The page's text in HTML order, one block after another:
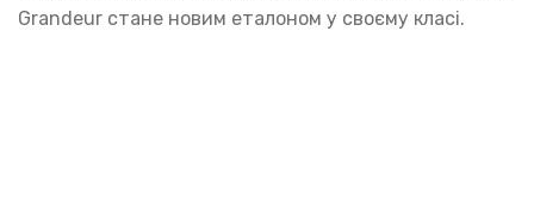
Grandeur стане новим еталоном у своєму класі.